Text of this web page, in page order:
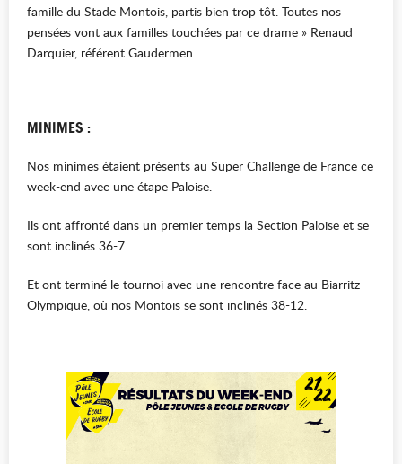
famille du Stade Montois, partis bien trop tôt. Toutes nos
pensées vont aux familles touchées par ce drame » Renaud
Darquier, référent Gaudermen
MINIMES :
Nos minimes étaient présents au Super Challenge de France ce
week-end avec une étape Paloise.
Ils ont affronté dans un premier temps la Section Paloise et se
sont inclinés 36-7.
Et ont terminé le tournoi avec une rencontre face au Biarritz
Olympique, où nos Montois se sont inclinés 38-12.